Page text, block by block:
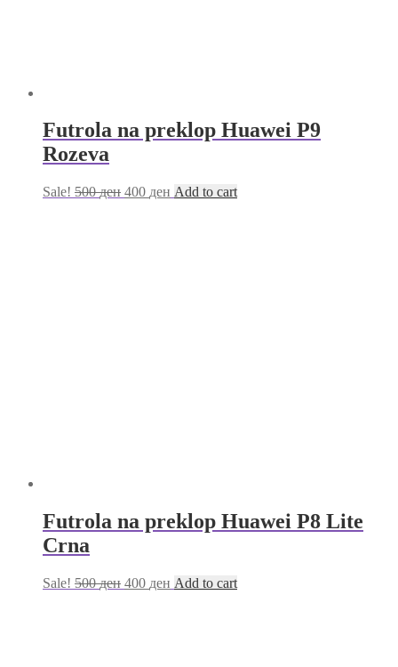
Futrola na preklop Huawei P9
Rozeva
Sale! 500ден 400 ден Add to cart
Futrola na preklop Huawei P8 Lite
Crna
Sale! 500ден 400 ден Add to cart